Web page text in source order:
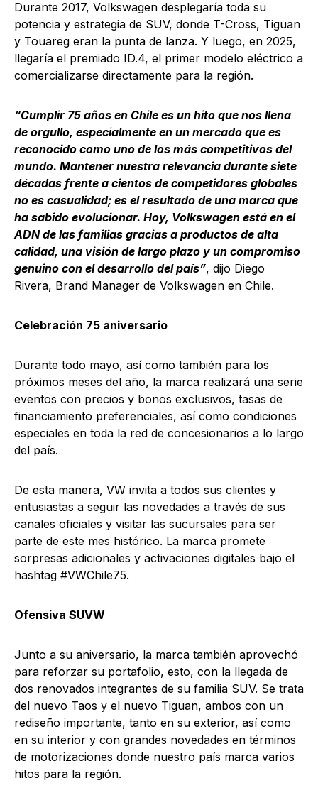
Durante 2017, Volkswagen desplegaría toda su
potencia y estrategia de SUV, donde T-Cross, Tiguan
y Touareg eran la punta de lanza. Y luego, en 2025,
llegaría el premiado ID.4, el primer modelo eléctrico a
comercializarse directamente para la región.
“Cumplir 75 años en Chile es un hito que nos llena
de orgullo, especialmente en un mercado que es
reconocido como uno de los más competitivos del
mundo. Mantener nuestra relevancia durante siete
décadas frente a cientos de competidores globales
no es casualidad; es el resultado de una marca que
ha sabido evolucionar. Hoy, Volkswagen está en el
ADN de las familias gracias a productos de alta
calidad, una visión de largo plazo y un compromiso
genuino con el desarrollo del país”, dijo Diego
Rivera, Brand Manager de Volkswagen en Chile.
Celebración 75 aniversario
Durante todo mayo, así como también para los
próximos meses del año, la marca realizará una serie
eventos con precios y bonos exclusivos, tasas de
financiamiento preferenciales, así como condiciones
especiales en toda la red de concesionarios a lo largo
del país.
De esta manera, VW invita a todos sus clientes y
entusiastas a seguir las novedades a través de sus
canales oficiales y visitar las sucursales para ser
parte de este mes histórico. La marca promete
sorpresas adicionales y activaciones digitales bajo el
hashtag #VWChile75.
Ofensiva SUVW
Junto a su aniversario, la marca también aprovechó
para reforzar su portafolio, esto, con la llegada de
dos renovados integrantes de su familia SUV. Se trata
del nuevo Taos y el nuevo Tiguan, ambos con un
rediseño importante, tanto en su exterior, así como
en su interior y con grandes novedades en términos
de motorizaciones donde nuestro país marca varios
hitos para la región.